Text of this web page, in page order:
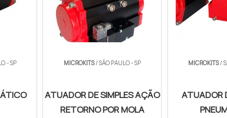
- SP MICROKITS/ SÃO PAULO - SP
ATUADOR DE SIMPLES AÇÃO
RETORNO POR MOLA
MICROKITS/
ATUADOR